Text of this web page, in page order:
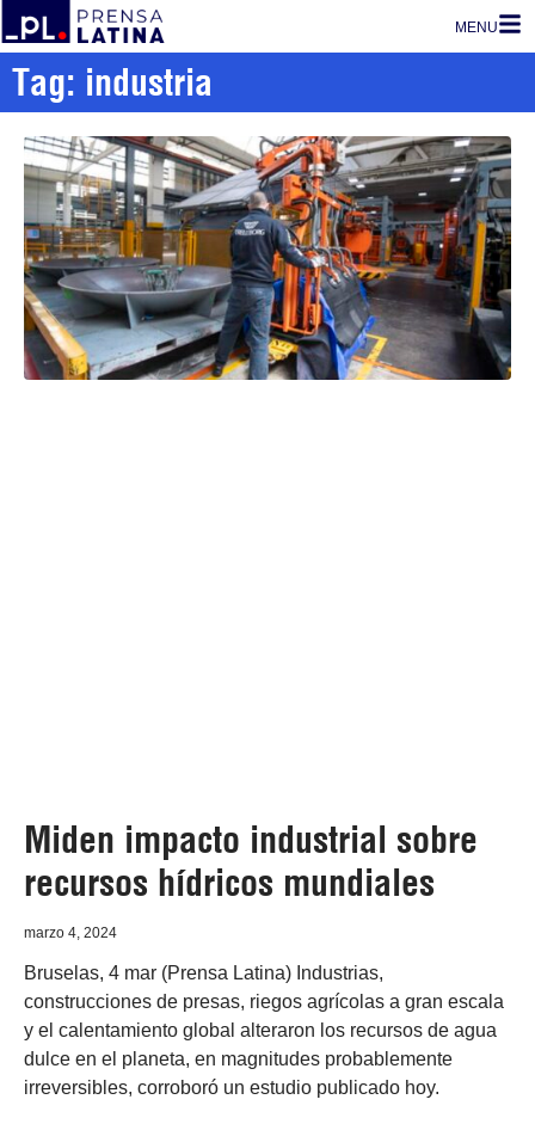
MENU
Tag: industria
Miden impacto industrial sobre
recursos hídricos mundiales
marzo 4, 2024
Bruselas, 4 mar (Prensa Latina) Industrias,
construcciones de presas, riegos agrícolas a gran escala
y el calentamiento global alteraron los recursos de agua
dulce en el planeta, en magnitudes probablemente
irreversibles, corroboró un estudio publicado hoy.